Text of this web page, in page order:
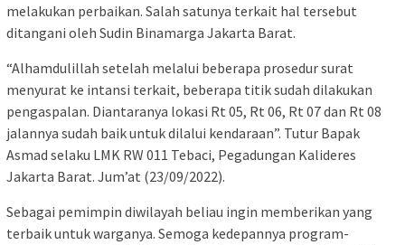
melakukan perbaikan. Salah satunya terkait hal tersebut
ditangani oleh Sudin Binamarga Jakarta Barat.
“Alhamdulillah setelah melalui beberapa prosedur surat
menyurat ke intansi terkait, beberapa titik sudah dilakukan
pengaspalan. Diantaranya lokasi Rt 05, Rt 06, Rt 07 dan Rt 08
jalannya sudah baik untuk dilalui kendaraan”. Tutur Bapak
Asmad selaku LMK RW 011 Tebaci, Pegadungan Kalideres
Jakarta Barat. Jum’at (23/09/2022).
Sebagai pemimpin diwilayah beliau ingin memberikan yang
terbaik untuk warganya. Semoga kedepannya program-